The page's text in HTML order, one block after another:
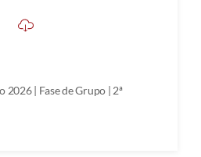
2026 | Fase de Grupo | 2ª